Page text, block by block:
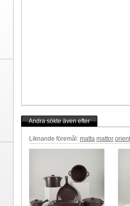
Andra sökte även efter
Liknande föremål: matta mattor